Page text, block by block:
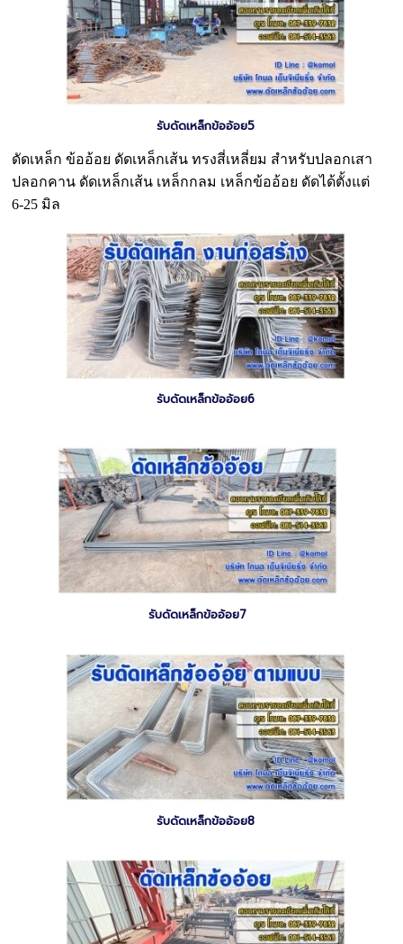
รับดัดเหล็กข้ออ้อย5
ดัดเหล็ก ข้ออ้อย ดัดเหล็กเส้น ทรงสี่เหลี่ยม สำหรับปลอกเสา
ปลอกคาน ดัดเหล็กเส้น เหล็กกลม เหล็กข้ออ้อย ดัดได้ตั้งแต่
6-25 มิล
รับดัดเหล็กข้ออ้อย6
รับดัดเหล็กข้ออ้อย7
รับดัดเหล็กข้ออ้อย8